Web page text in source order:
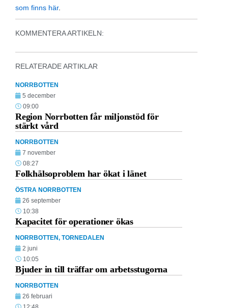
som finns här.
KOMMENTERA ARTIKELN:
RELATERADE ARTIKLAR
NORRBOTTEN
5 december
09:00
Region Norrbotten får miljonstöd för
stärkt vård
NORRBOTTEN
7 november
08:27
Folkhälsoproblem har ökat i länet
ÖSTRA NORRBOTTEN
26 september
10:38
Kapacitet för operationer ökas
NORRBOTTEN, TORNEDALEN
2 juni
10:05
Bjuder in till träffar om arbetsstugorna
NORRBOTTEN
26 februari